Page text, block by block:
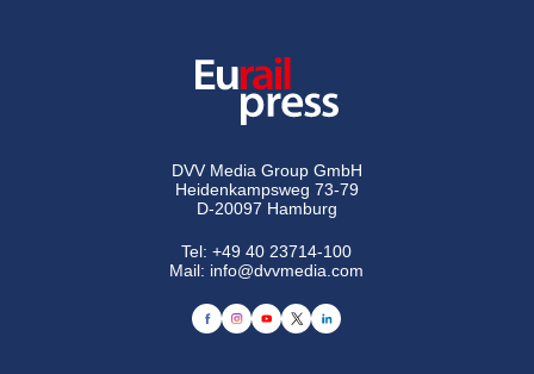
DVV Media Group GmbH
Heidenkampsweg 73-79
D-20097 Hamburg
Tel:+49 40 23714-100
Mail: info@dvvmedia.com